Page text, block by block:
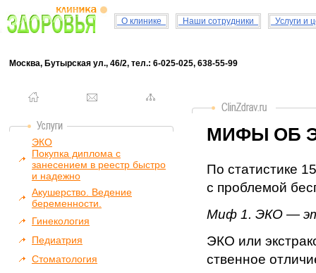
О клинике Наши сотрудники Услуги и
Москва, Бутырская ул., 46/2, тел.: 6-025-025, 638-55-99
ЭКО
Покупка диплома с
занесением в реестр быстро
и надежно
Акушерство. Ведение
беременности.
Гинекология
Педиатрия
Стоматология
МИФЫ ОБ
По статистике
с проблемой
Миф 1. ЭКО —
ЭКО или
ственное